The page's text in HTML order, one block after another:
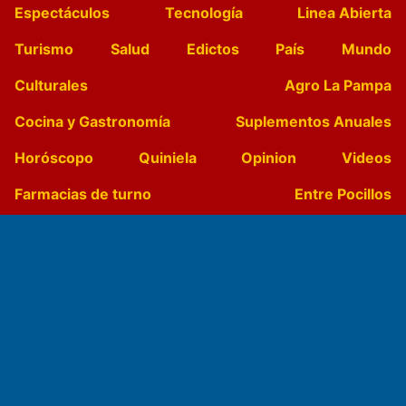
Espectáculos
Tecnología
Linea Abierta
Turismo
Salud Edictos País
Mundo
Culturales
Agro La Pampa
Cocina y Gastronomía
Suplementos Anuales
Horóscopo
Quiniela Opinion
Videos
Farmacias de turno
Entre Pocillos